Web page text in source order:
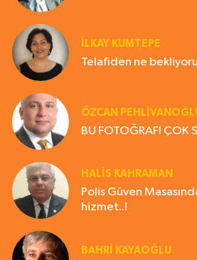
İLKAY KUMTEPE
Telafiden ne
ÖZCAN
BU FOTOĞRAFI ÇOK
HALIS KAHRAMAN
Polis Güven
hizmet..!
BAHRI KAYAOĞLU